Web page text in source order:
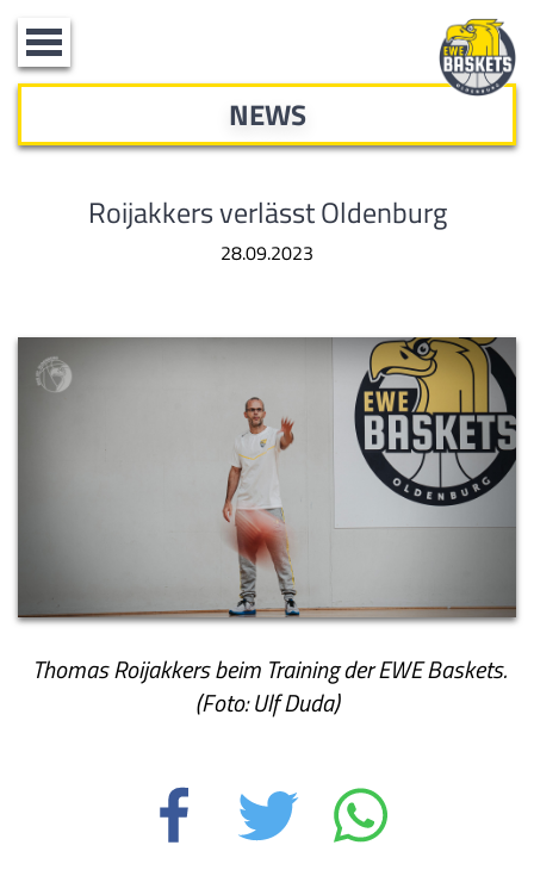
Toggle
navigation
NEWS
Roijakkers verlässt Oldenburg
28.09.2023
Thomas Roijakkers beim Training der EWE Baskets.
(Foto: Ulf Duda)